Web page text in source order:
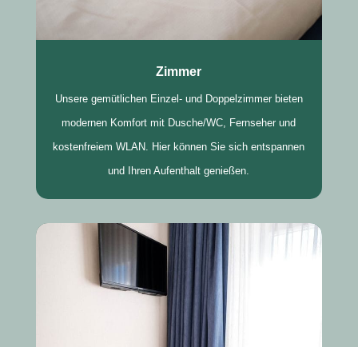
Zimmer
Unsere gemütlichen Einzel- und Doppelzimmer bieten
modernen Komfort mit Dusche/WC, Fernseher und
kostenfreiem WLAN. Hier können Sie sich entspannen
und Ihren Aufenthalt genießen.